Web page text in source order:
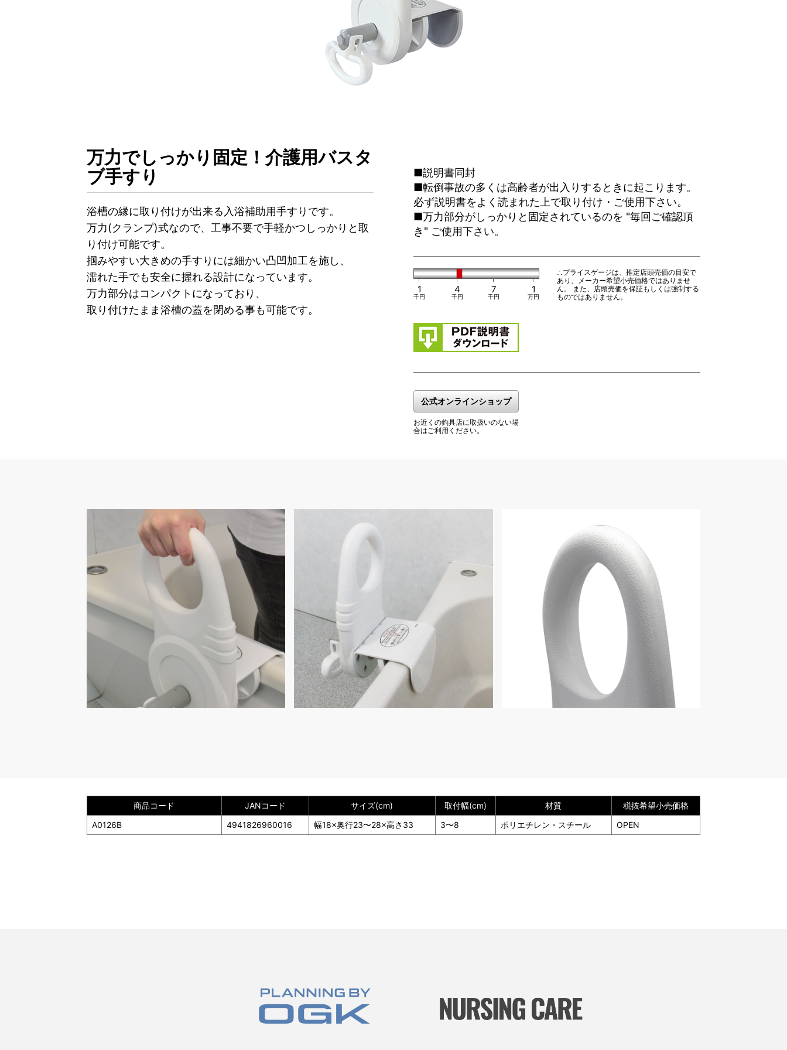
万力でしっかり固定！介護用バスタ
ブ手すり
浴槽の縁に取り付けが出来る入浴補助用手すりです。
万力(クランプ)式なので、工事不要で手軽かつしっかりと取
り付け可能です。
掴みやすい大きめの手すりには細かい凸凹加工を施し、
濡れた手でも安全に握れる設計になっています。
万力部分はコンパクトになっており、
取り付けたまま浴槽の蓋を閉める事も可能です。
■説明書同封
■転倒事故の多くは高齢者が出入りするときに起こります。
必ず説明書をよく読まれた上で取り付け・ご使用下さい。
■万力部分がしっかりと固定されているのを "毎回ご確認頂
き" ご使用下さい。
1
千円
4
千円
7
千円
1
万円
∴プライスゲージは、推定店頭売価の目安で
あり、メーカー希望小売価格ではありませ
ん。 また、店頭売価を保証もしくは強制する
ものではありません。
公式オンラインショップ
お近くの釣具店に取扱いのない場
合はご利用ください。
商品コード JANコード サイズ(cm) 取付幅(cm) 材質
税抜希望小売価格
A0126B
4941826960016 幅18×奥行23〜28×高さ33 3〜8 ポリエチレン・スチール OPEN